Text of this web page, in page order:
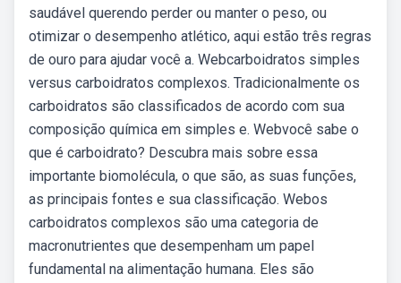
saudável querendo perder ou manter o peso, ou
otimizar o desempenho atlético, aqui estão três regras
de ouro para ajudar você a. Webcarboidratos simples
versus carboidratos complexos. Tradicionalmente os
carboidratos são classificados de acordo com sua
composição química em simples e. Webvocê sabe o
que é carboidrato? Descubra mais sobre essa
importante biomolécula, o que são, as suas funções,
as principais fontes e sua classificação. Webos
carboidratos complexos são uma categoria de
macronutrientes que desempenham um papel
fundamental na alimentação humana. Eles são